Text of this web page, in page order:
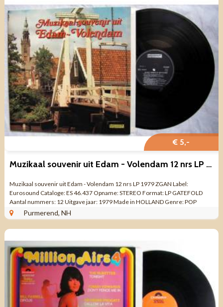
€ 5,-
Muzikaal souvenir uit Edam - Volendam 12 nrs LP 1979 ZGAN
Muzikaal souvenir uit Edam - Volendam 12 nrs LP 1979 ZGAN Label:
Eurosound Cataloge: ES 46.437 Opname: STEREO Format: LP GATEFOLD
Aantal nummers: 12 Uitgave jaar: 1979 Made in HOLLAND Genre: POP
KLASSIEK Kwaliteit: ZO GOED ALS ...
Purmerend, NH